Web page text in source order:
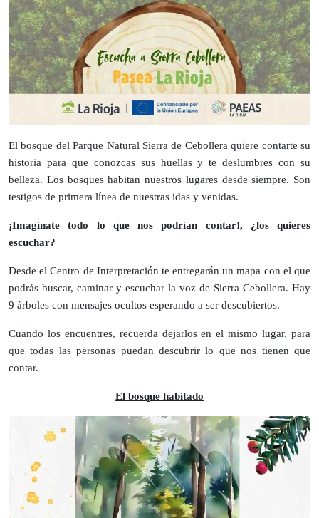
El bosque del Parque Natural Sierra de Cebollera quiere contarte su
historia para que conozcas sus huellas y te deslumbres con su
belleza. Los bosques habitan nuestros lugares desde siempre. Son
testigos de primera línea de nuestras idas y venidas.
¡Imagínate todo lo que nos podrían contar!, ¿los quieres
escuchar?
Desde el Centro de Interpretación te entregarán un mapa con el que
podrás buscar, caminar y escuchar la voz de Sierra Cebollera. Hay
9 árboles con mensajes ocultos esperando a ser descubiertos.
Cuando los encuentres, recuerda dejarlos en el mismo lugar, para
que todas las personas puedan descubrir lo que nos tienen que
contar.
El bosque habitado